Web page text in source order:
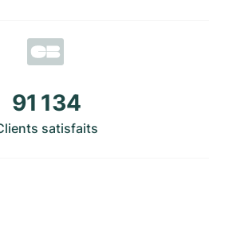
91 134
satisfaits